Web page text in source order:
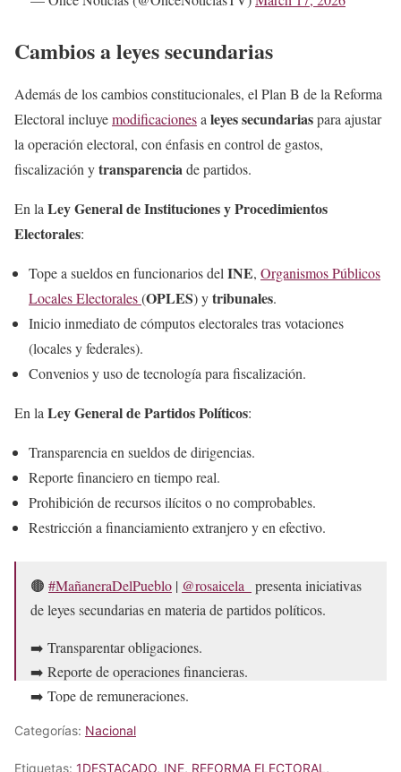
Cambios a leyes secundarias
Además de los cambios constitucionales, el Plan B de la Reforma
Electoral incluyemodificacionesaleyes secundariaspara ajustar
la operación electoral, con énfasis en control de gastos,
fiscalización ytransparenciade partidos.
En laLey General de Instituciones y Procedimientos
Electorales:
Tope a sueldos en funcionarios delINE, Organismos Públicos
Locales Electorales(OPLES) ytribunales.
Inicio inmediato de cómputos electorales tras votaciones
(locales y federales).
Convenios y uso de tecnología para fiscalización.
En laLey General de Partidos Políticos:
Transparencia en sueldos de dirigencias.
Reporte financiero en tiempo real.
Prohibición de recursos ilícitos o no comprobables.
Restricción a financiamiento extranjero y en efectivo.
🟤 #MañaneraDelPueblo | @rosaicela_ presenta iniciativas
de leyes secundarias en materia de partidos políticos.
➡️ Transparentar obligaciones.
➡️ Reporte de operaciones financieras.
➡️ Tope de remuneraciones.
pic.twitter.com/2OJnqsm9lD
Categorías: Nacional
Etiquetas: 1DESTACADO, INE, REFORMA ELECTORAL ,